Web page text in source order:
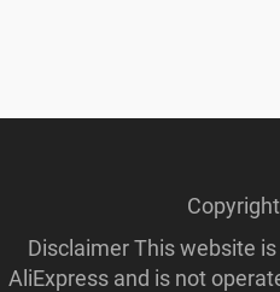
Disclaimer This website
AliExpress and is not